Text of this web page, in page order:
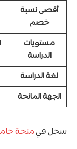
أقصى نسبة
خصم
مستويات
الدراسة
لغة الدراسة
الجهة المانحة
سجل فيمنحة